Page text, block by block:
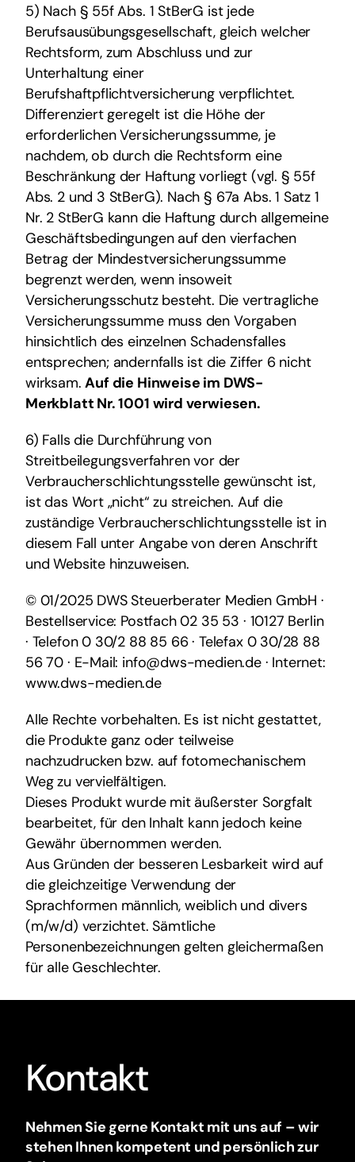
5) Nach § 55f Abs. 1 StBerG ist jede
Berufsausübungsgesellschaft, gleich welcher
Rechtsform, zum Abschluss und zur
Unterhaltung einer
Berufshaftpflichtversicherung verpflichtet.
Differenziert geregelt ist die Höhe der
erforderlichen Versicherungssumme, je
nachdem, ob durch die Rechtsform eine
Beschränkung der Haftung vorliegt (vgl. § 55f
Abs. 2 und 3 StBerG). Nach § 67a Abs. 1 Satz 1
Nr. 2 StBerG kann die Haftung durch allgemeine
Geschäftsbedingungen auf den vierfachen
Betrag der Mindestversicherungssumme
begrenzt werden, wenn insoweit
Versicherungsschutz besteht. Die vertragliche
Versicherungssumme muss den Vorgaben
hinsichtlich des einzelnen Schadensfalles
entsprechen; andernfalls ist die Ziffer 6 nicht
wirksam.Auf die Hinweise im DWS-
Merkblatt Nr. 1001 wird verwiesen.
6) Falls die Durchführung von
Streitbeilegungsverfahren vor der
Verbraucherschlichtungsstelle gewünscht ist,
ist das Wort „nicht“ zu streichen. Auf die
zuständige Verbraucherschlichtungsstelle ist in
diesem Fall unter Angabe von deren Anschrift
und Website hinzuweisen.
© 01/2025 DWS Steuerberater Medien GmbH ·
Bestellservice: Postfach 02 35 53 · 10127 Berlin
· Telefon 0 30/2 88 85 66 · Telefax 0 30/28 88
56 70 · E-Mail: info@dws-medien.de · Internet:
www.dws-medien.de
Alle Rechte vorbehalten. Es ist nicht gestattet,
die Produkte ganz oder teilweise
nachzudrucken bzw. auf fotomechanischem
Weg zu vervielfältigen.
Dieses Produkt wurde mit äußerster Sorgfalt
bearbeitet, für den Inhalt kann jedoch keine
Gewähr übernommen werden.
Aus Gründen der besseren Lesbarkeit wird auf
die gleichzeitige Verwendung der
Sprachformen männlich, weiblich und divers
(m/w/d) verzichtet. Sämtliche
Personenbezeichnungen gelten gleichermaßen
für alle Geschlechter.
Kontakt
Nehmen Sie gerne Kontakt mit uns auf – wir
stehen Ihnen kompetent und persönlich zur